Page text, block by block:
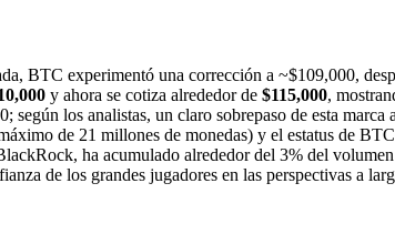
BTC experimentó una corrección a ~$109,000,
y ahora se cotiza alrededor de $115,000,
los analistas, un claro sobrepaso de esta
de 21 millones de monedas) y el estatus de
ha acumulado alrededor del 3% del
de los grandes jugadores en las perspectivas a